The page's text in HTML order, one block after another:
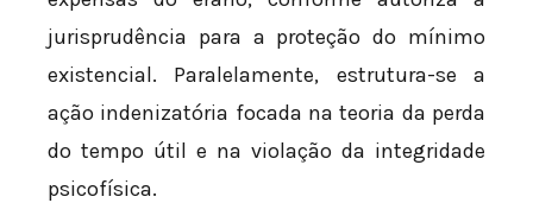
jurisprudência para a proteção do mínimo
existencial. Paralelamente, estrutura-se a
ação indenizatória focada na teoria da perda
do tempo útil e na violação da integridade
psicofísica.